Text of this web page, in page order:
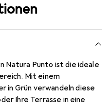
Natura Punto ist die ideale
Mit einem
in Grün verwandeln diese
Ihre Terrasse in eine